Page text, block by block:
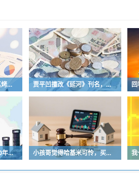
曾经的街头顶流，土耳其烤肉为什么消失了？ 贾平凹擅改《延河》刊名，到底错在哪里？这三点才是问题的关键
中国青少年足球人口近30年是断崖式下降 小孩哥觉得哈基米可怜，买了火腿肠喂哈基米，结果哈基米直接叼走他的鹦鹉…